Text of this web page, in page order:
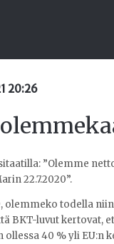
20:26
”Olemme
22.7.2020”.
olemmeko todella
BKT-luvut kertovat,
40 % yli EU:n